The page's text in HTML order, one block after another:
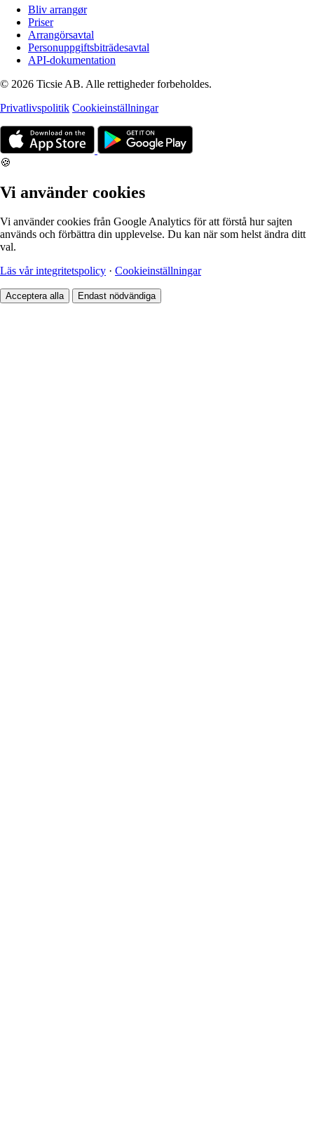
Bliv arrangør
Priser
Arrangörsavtal
Personuppgiftsbiträdesavtal
API-dokumentation
© 2026 Ticsie AB. Alle rettigheder forbeholdes.
Privatlivspolitik Cookieinställningar
🍪
Vi använder cookies
Vi använder cookies från Google Analytics för att förstå hur sajten
används och förbättra din upplevelse. Du kan när som helst ändra ditt
val.
Läs vår integritetspolicy · Cookieinställningar
Acceptera alla Endast nödvändiga